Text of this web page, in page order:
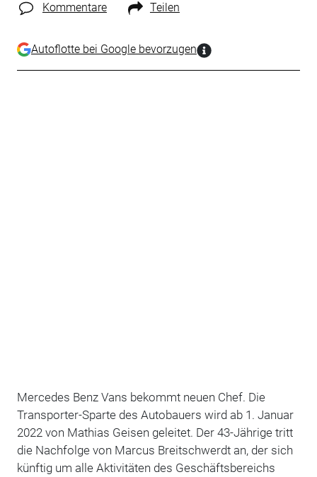
Kommentare Teilen
Autoflotte bei Google bevorzugen
Mercedes Benz Vans bekommt neuen Chef. Die
Transporter-Sparte des Autobauers wird ab 1. Januar
2022 von Mathias Geisen geleitet. Der 43-Jährige tritt
die Nachfolge von Marcus Breitschwerdt an, der sich
künftig um alle Aktivitäten des Geschäftsbereichs